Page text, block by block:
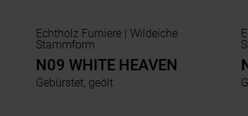
Echtholz Furniere | Wildeiche
Stammform
N09 WHITE HEAVEN
Gebürstet, geölt